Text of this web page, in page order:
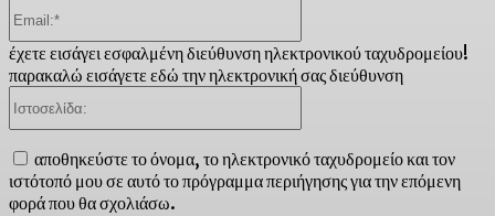
έχετε εισάγει εσφαλμένη διεύθυνση ηλεκτρονικού ταχυδρομείου!
παρακαλώ εισάγετε εδώ την ηλεκτρονική σας διεύθυνση
αποθηκεύστε το όνομα, το ηλεκτρονικό ταχυδρομείο και τον
ιστότοπό μου σε αυτό το πρόγραμμα περιήγησης για την επόμενη
φορά που θα σχολιάσω.